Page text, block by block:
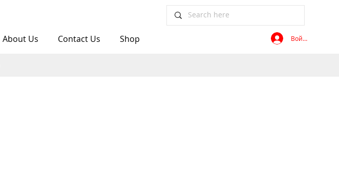
About Us Shop
Contact Us Войти